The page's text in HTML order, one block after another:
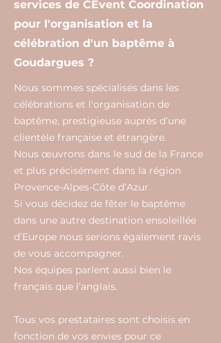
services de CEvent Coordination
pour l'organisation et la
célébration d'un baptême à
Goudargues ?
Nous sommes spécialisés dans les
célébrations et l'organisation de
baptême, prestigieuse auprès d’une
clientèle française et étrangère.
Nous œuvrons dans le sud de la France
et plus précisément dans la région
Provence-Alpes-Côte d’Azur.
Si vous décidez de fêter le baptême
dans une autre destination ensoleillée
d’Europe nous serions également ravis
de vous accompagner.
Nos équipes parlent aussi bien le
français que l’anglais.
Tous vos prestataires sont choisis en
fonction de vos envies pour ce